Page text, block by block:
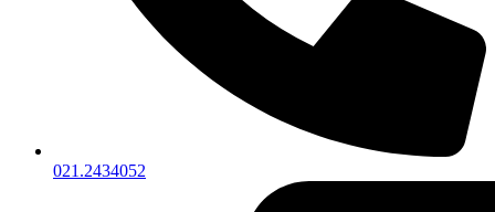
021.2434052